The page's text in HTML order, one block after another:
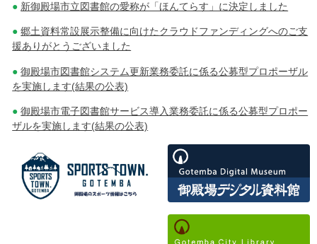
新御殿場市立図書館の愛称が「ほんてらす」に決定しました
郷土資料常設展示整備に向けたクラウドファンディングへのご支
援ありがとうございました
御殿場市図書館システム更新業務委託に係る公募型プロポーザル
を実施します(結果の公表)
御殿場市電子図書館サービス導入業務委託に係る公募型プロポー
ザルを実施します(結果の公表)